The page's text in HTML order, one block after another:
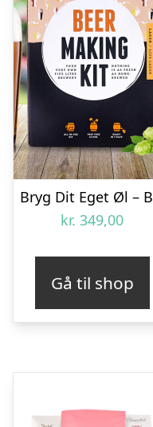
kr. 349,00
Gå til shop